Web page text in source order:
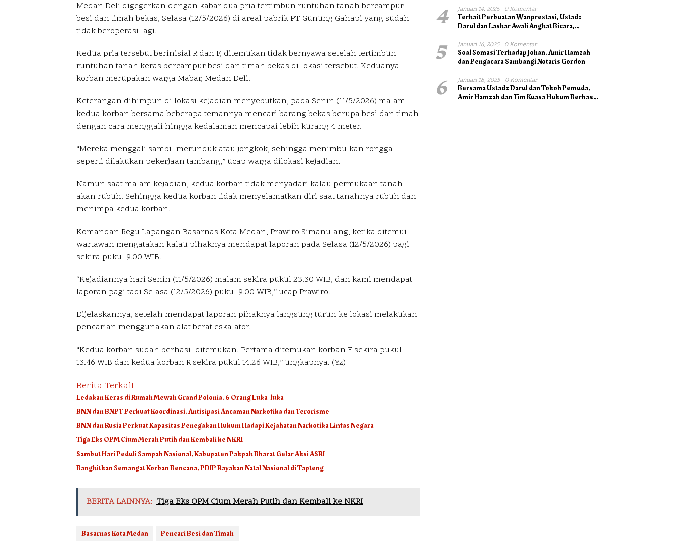
Medan Deli digegerkan dengan kabar dua pria tertimbun runtuhan tanah bercampur
besi dan timah bekas, Selasa (12/5/2026) di areal pabrik PT Gunung Gahapi yang sudah
tidak beroperasi lagi.
Kedua pria tersebut berinisial R dan F, ditemukan tidak bernyawa setelah tertimbun
runtuhan tanah keras bercampur besi dan timah bekas di lokasi tersebut. Keduanya
korban merupakan warga Mabar, Medan Deli.
Keterangan dihimpun di lokasi kejadian menyebutkan, pada Senin (11/5/2026) malam
kedua korban bersama beberapa temannya mencari barang bekas berupa besi dan timah
dengan cara menggali hingga kedalaman mencapai lebih kurang 4 meter.
“Mereka menggali sambil merunduk atau jongkok, sehingga menimbulkan rongga
seperti dilakukan pekerjaan tambang,” ucap warga dilokasi kejadian.
Namun saat malam kejadian, kedua korban tidak menyadari kalau permukaan tanah
akan rubuh. Sehingga kedua korban tidak menyelamatkan diri saat tanahnya rubuh dan
menimpa kedua korban.
Komandan Regu Lapangan Basarnas Kota Medan, Prawiro Simanulang, ketika ditemui
wartawan mengatakan kalau pihaknya mendapat laporan pada Selasa (12/5/2026) pagi
sekira pukul 9.00 WIB.
“Kejadiannya hari Senin (11/5/2026) malam sekira pukul 23.30 WIB, dan kami mendapat
laporan pagi tadi Selasa (12/5/2026) pukul 9.00 WIB,” ucap Prawiro.
Dijelaskannya, setelah mendapat laporan pihaknya langsung turun ke lokasi melakukan
pencarian menggunakan alat berat eskalator.
“Kedua korban sudah berhasil ditemukan. Pertama ditemukan korban F sekira pukul
13.46 WIB dan kedua korban R sekira pukul 14.26 WIB,” ungkapnya. (Yz)
Berita Terkait
Ledakan Keras di Rumah Mewah Grand Polonia, 6 Orang Luka-luka
BNN dan BNPT Perkuat Koordinasi, Antisipasi Ancaman Narkotika dan Terorisme
BNN dan Rusia Perkuat Kapasitas Penegakan Hukum Hadapi Kejahatan Narkotika Lintas Negara
Tiga Eks OPM Cium Merah Putih dan Kembali ke NKRI
Sambut Hari Peduli Sampah Nasional, Kabupaten Pakpak Bharat Gelar Aksi ASRI
Bangkitkan Semangat Korban Bencana, PDIP Rayakan Natal Nasional di Tapteng
BERITA LAINNYA: Tiga Eks OPM Cium Merah Putih dan Kembali ke NKRI
Basarnas Kota Medan Pencari Besi dan Timah
4 Januari 14, 2025 0 Komentar
Terkait Perbuatan Wanprestasi, Ustadz
Darul dan Laskar Awali Angkat Bicara,
5 Januari 16, 2025 0 Komentar
Soal Somasi Terhadap Johan, Amir Hamzah
dan Pengacara Sambangi Notaris Gordon
6 Januari 18, 2025 0 Komentar
Bersama Ustadz Darul dan Tokoh Pemuda,
Amir Hamzah dan Tim Kuasa Hukum Berhasil